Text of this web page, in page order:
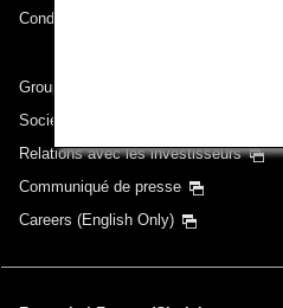
Conditions de transport
Groupe ANA
Sociétés du groupe
Relations avec les investisseurs
Communiqué de presse
Careers (English Only)